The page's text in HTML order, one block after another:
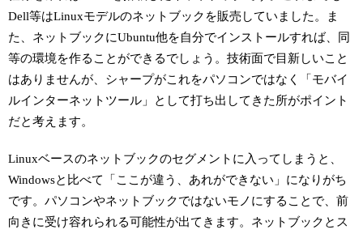
Dell等はLinuxモデルのネットブックを販売していました。ま
た、ネットブックにUbuntu他を自分でインストールすれば、同
等の環境を作ることができるでしょう。技術面で目新しいこと
はありませんが、シャープがこれをパソコンではなく「モバイ
ルインターネットツール」として打ち出してきた所がポイント
だと考えます。
Linuxベースのネットブックのセグメントに入ってしまうと、
Windowsと比べて「ここが違う、あれができない」になりがち
です。パソコンやネットブックではないモノにすることで、前
向きに受け容れられる可能性が出てきます。ネットブックとス